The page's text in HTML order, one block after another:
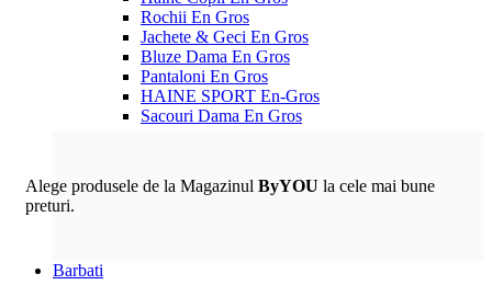
Rochii En Gros
Jachete & Geci En Gros
Bluze Dama En Gros
Pantaloni En Gros
HAINE SPORT En-Gros
Sacouri Dama En Gros
Alege produsele de la Magazinul ByYOU la cele mai bune
preturi.
Barbati